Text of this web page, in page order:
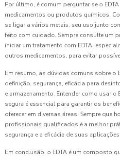
Por último, é comum perguntar se o
medicamentos ou produtos químicos.
se ligar a vários metais, seu uso junto
feito com cuidado. Sempre consulte um
iniciar um tratamento com EDTA,
outros medicamentos, para evitar
Em resumo, as dúvidas comuns sobre o
definição, segurança, eficácia para
e armazenamento. Entender como usar o
segura é essencial para garantir os
oferecer em diversas áreas. Sempre que
profissionais qualificados é a melhor
segurança e a eficácia de suas aplicações.
Em conclusão, o EDTA é um composto